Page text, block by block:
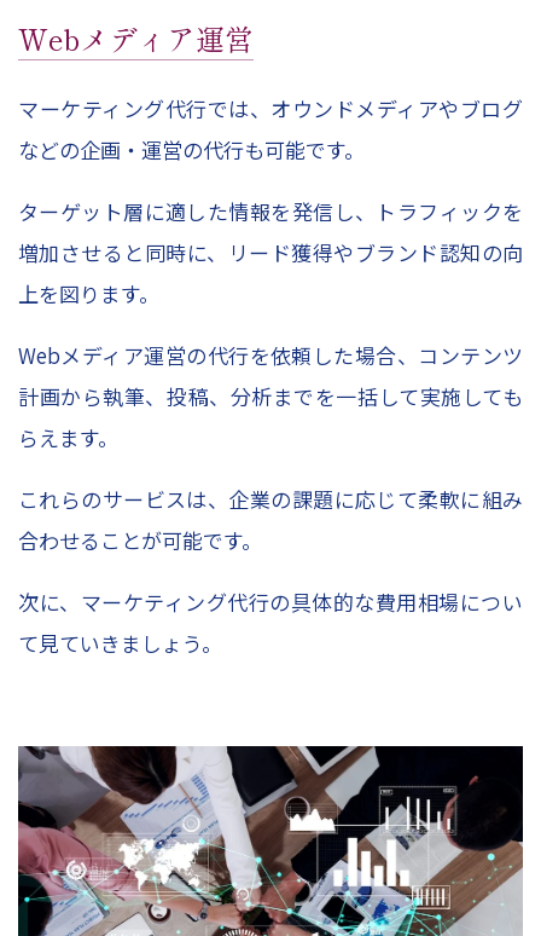
Webメディア運営
マーケティング代行では、オウンドメディアやブログ
などの企画・運営の代行も可能です。
ターゲット層に適した情報を発信し、トラフィックを
増加させると同時に、リード獲得やブランド認知の向
上を図ります。
Webメディア運営の代行を依頼した場合、コンテンツ
計画から執筆、投稿、分析までを一括して実施しても
らえます。
これらのサービスは、企業の課題に応じて柔軟に組み
合わせることが可能です。
次に、マーケティング代行の具体的な費用相場につい
て見ていきましょう。